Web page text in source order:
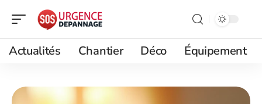
Actualités Chantier Déco Équipement